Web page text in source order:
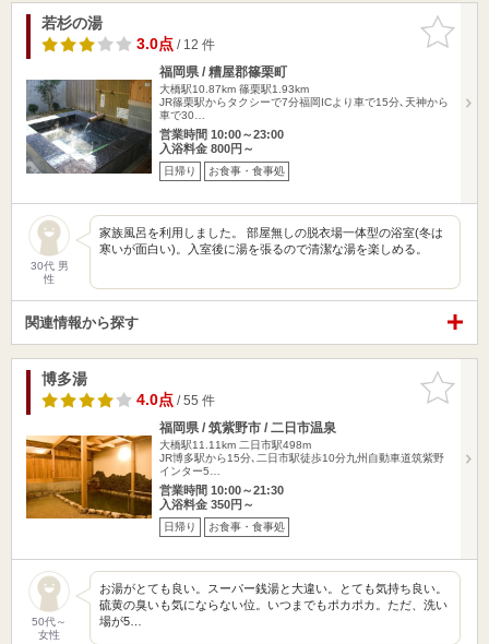
お気に入
りに追加
若杉の湯
3.0点/ 12 件
福岡県 / 糟屋郡篠栗町
大橋駅10.87km 篠栗駅1.93km
JR篠栗駅からタクシーで7分福岡ICより車で15分､天神から
車で30…
営業時間 10:00～23:00
入浴料金 800円～
日帰り お食事・食事処
30代 男
性
家族風呂を利用しました。 部屋無しの脱衣場一体型の浴室(冬は
寒いが面白い)。入室後に湯を張るので清潔な湯を楽しめる。
関連情報から探す
お気に入
りに追加
博多湯
4.0点/ 55 件
福岡県 / 筑紫野市 / 二日市温泉
大橋駅11.11km 二日市駅498m
JR博多駅から15分､二日市駅徒歩10分九州自動車道筑紫野
インター5…
営業時間 10:00～21:30
入浴料金 350円～
日帰り お食事・食事処
50代～
女性
お湯がとても良い。スーパー銭湯と大違い。とても気持ち良い。
硫黄の臭いも気にならない位。いつまでもポカポカ。ただ、洗い
場が5…